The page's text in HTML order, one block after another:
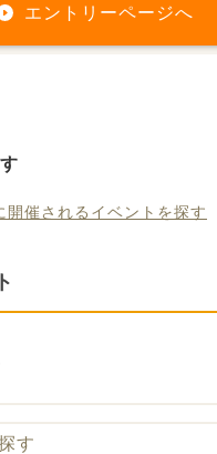
エントリーページへ
開催されるイベントを探す